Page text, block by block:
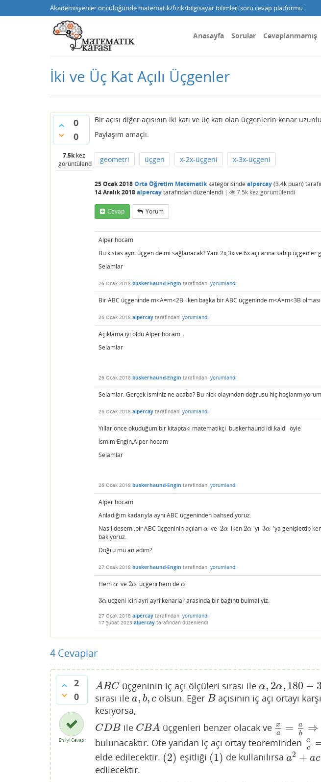
Akademisyenler öncülüğünde matematik/fizik/bilgisayar bilimleri soru cevap platformu
Anasayfa Sorular Cevaplanmamış
İki ve Üç Kat Açılı Üçgenler
0
0
7.5kkez
görüntülendi
Bir açısı diğer açısının iki katı ve üç katı olan üçgenlerin kenar
Paylaşım amaçlı.
geometri üçgen x-2x-üçgeni x-3x-üçgeni
25 Ocak 2018Orta Öğretim Matematikkategorisinde alpercay(3.4k puan)
14 Aralık 2018alpercaytarafındandüzenlendi | 7.5k kez görüntülendi
Cevap Yorum
Alper hocam
Bu kıstas aynı üçgen de mi sağlanacak? Yani 2x,3x ve 6x açılarına sahip üçgenler
Selamlar
26 Ocak 2018 buskerhaund-Engin tarafından yorumlandı
Bir ABC üçgeninde m<A=m<2B iken başka bir ABC üçgeninde m<A=m<3B
26 Ocak 2018 alpercay tarafından yorumlandı
Açıklama iyi oldu Alper hocam.
Selamlar
26 Ocak 2018 buskerhaund-Engin tarafından yorumlandı
Selamlar. Gerçek isminiz ne acaba? Bu nick olayından doğrusu hiç
26 Ocak 2018 alpercay tarafından yorumlandı
Yıllar önce okuduğum bir kitaptaki matematikçi buskerhaund idi.kaldi öyle
İsmim Engin,Alper hocam
Selamlar
26 Ocak 2018 buskerhaund-Engin tarafından yorumlandı
Alper hocam
Anladığım kadarıyla aynı ABC üçgeninden bahsediyoruz.
Nasıl desem ;bir ABC üçgeninin açıları α
α ve2α
2α iken2α
2α 'yı 3α
3α 'ya genişlettip
bakıyoruz.
Doğru mu anladım?
27 Ocak 2018 buskerhaund-Engin tarafından yorumlandı
Hem α
α ve2α
2α ucgeni hem deα
α
3α
3α ucgeni icin ayri ayri kenarlar arasinda bir bağıntı bulmaliyiz.
27 Ocak 2018 alpercay tarafından yorumlandı
17 Şubat 2023 alpercay tarafından düzenlendi
4 Cevaplar
2
0
En İyi Cevap
ABC
ABC üçgeninin iç açı ölçüleri sırası ileα, 2α,180 −
α,2α,180−3 α
sırası ile a, b, c
a,b,c olsun. EğerB
B açısının iç açı ortayı
kesiyorsa,
CDB
CDB ile CBA
CBA üçgenleri benzer olacak ve
x
a
=
a
b
⇒
xa =a b⇒ a2=
bulunacaktır. Öte yandan iç açı ortay teoreminden
a
c
ac =
elde edilecektir. (2)
(2) eşitliği (1)
(1) de kullanılırsaa2 + ac
a2 +ac=b
edilecektir.